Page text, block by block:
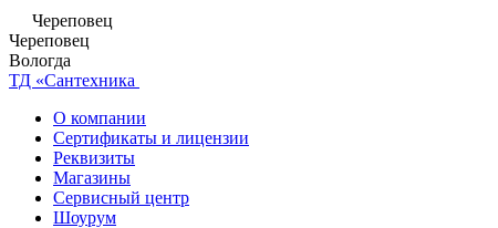
Череповец
Череповец
Вологда
ТД «Сантехника
О компании
Сертификаты и лицензии
Реквизиты
Магазины
Сервисный центр
Шоурум